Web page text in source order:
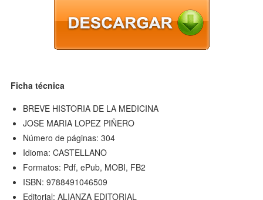
Ficha técnica
BREVE HISTORIA DE LA MEDICINA
JOSE MARIA LOPEZ PIÑERO
Número de páginas: 304
Idioma: CASTELLANO
Formatos: Pdf, ePub, MOBI, FB2
ISBN: 9788491046509
Editorial: ALIANZA EDITORIAL